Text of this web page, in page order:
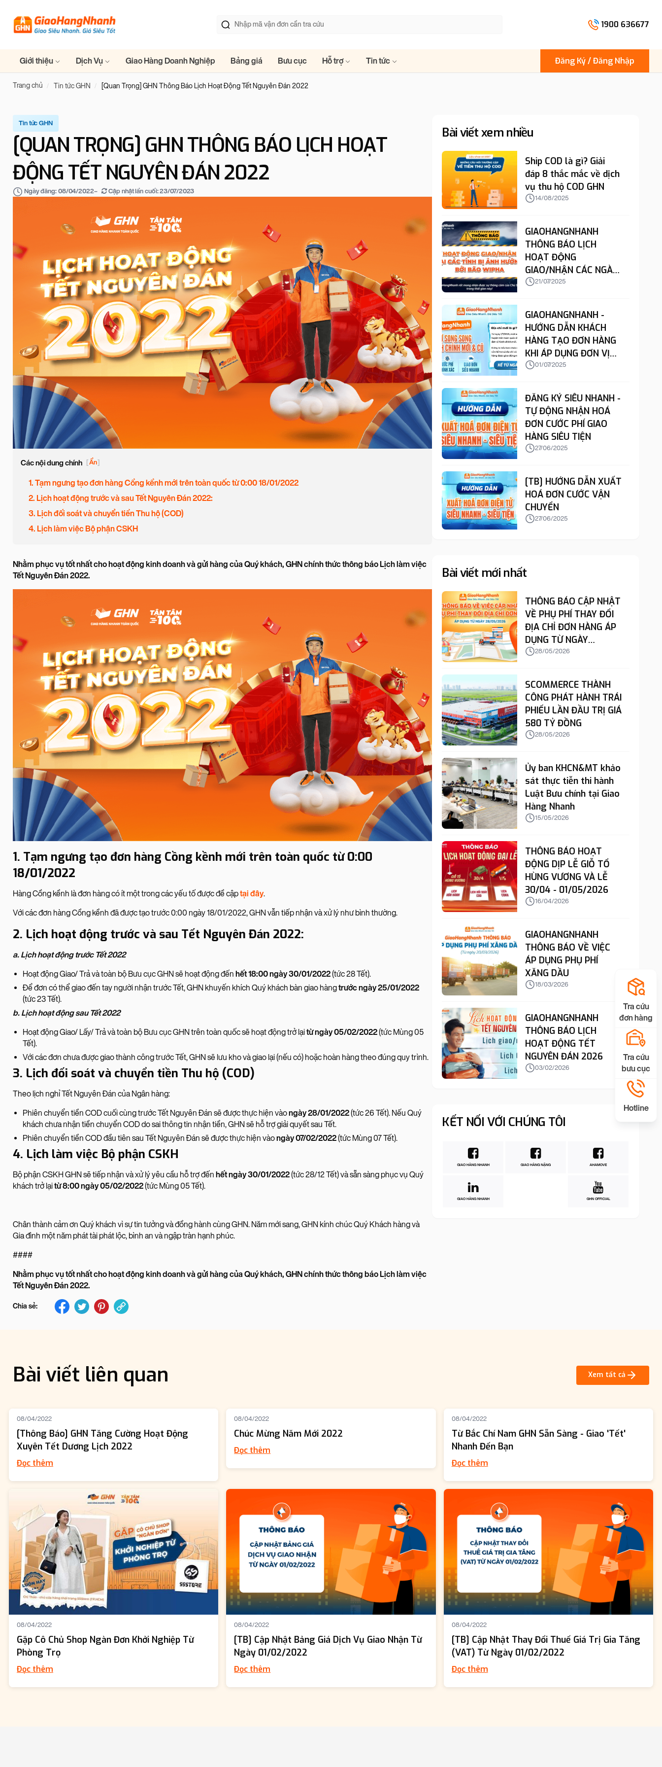
1900 636677
Giới thiệu Dịch Vụ Giao Hàng Doanh Nghiệp Bảng giá Bưu cục Hỗ trợ Tin tức Đăng Ký / Đăng Nhập
Trang chủ Tin tức GHN [Quan Trọng] GHN Thông Báo Lịch Hoạt Động Tết Nguyên Đán 2022
Tin tức GHN
[QUAN TRỌNG] GHN THÔNG BÁO LỊCH HOẠT
ĐỘNG TẾT NGUYÊN ĐÁN 2022
Ngày đăng: 08/04/2022– Cập nhật lần cuối:23/07/2023
Các nội dung chính [Ẩn]
1. Tạm ngưng tạo đơn hàng Cồng kềnh mới trên toàn quốc từ 0:00 18/01/2022
2. Lịch hoạt động trước và sau Tết Nguyên Đán 2022:
3. Lịch đối soát và chuyển tiền Thu hộ (COD)
4. Lịch làm việc Bộ phận CSKH
Nhằm phục vụ tốt nhất cho hoạt động kinh doanh và gửi hàng của Quý khách, GHN chính thức thông báo Lịch làm việc
Tết Nguyên Đán 2022.
1. Tạm ngưng tạo đơn hàng Cồng kềnh mới trên toàn quốc từ 0:00
18/01/2022
Hàng Cồng kềnh là đơn hàng có ít một trong các yếu tố được đề cậptại đây.
Với các đơn hàng Cồng kềnh đã được tạo trước 0:00 ngày 18/01/2022, GHN vẫn tiếp nhận và xử lý như bình thường.
2. Lịch hoạt động trước và sau Tết Nguyên Đán 2022:
a. Lịch hoạt động trước Tết 2022
Hoạt động Giao/ Trả và toàn bộ Bưu cục GHN sẽ hoạt động đến hết 18:00 ngày 30/01/2022(tức 28 Tết).
Để đơn có thể giao đến tay người nhận trước Tết, GHN khuyến khích Quý khách bàn giao hàngtrước ngày 25/01/2022
(tức 23 Tết).
b. Lịch hoạt động sau Tết 2022
Hoạt động Giao/ Lấy/ Trả và toàn bộ Bưu cục GHN trên toàn quốc sẽ hoạt động trở lạitừ ngày 05/02/2022(tức Mùng 05
Tết).
Với các đơn chưa được giao thành công trước Tết, GHN sẽ lưu kho và giao lại (nếu có) hoặc hoàn hàng theo đúng quy trình.
3. Lịch đối soát và chuyển tiền Thu hộ (COD)
Theo lịch nghỉ Tết Nguyên Đán của Ngân hàng:
Phiên chuyển tiền COD cuối cùng trước Tết Nguyên Đán sẽ được thực hiện vàongày 28/01/2022(tức 26 Tết). Nếu Quý
khách chưa nhận tiền chuyển COD do sai thông tin nhận tiền, GHN sẽ hỗ trợ giải quyết sau Tết.
Phiên chuyển tiền COD đầu tiên sau Tết Nguyên Đán sẽ được thực hiện vàongày 07/02/2022(tức Mùng 07 Tết).
4. Lịch làm việc Bộ phận CSKH
Bộ phận CSKH GHN sẽ tiếp nhận và xử lý yêu cầu hỗ trợ đến hết ngày 30/01/2022(tức 28/12 Tết) và sẵn sàng phục vụ Quý
khách trở lạitừ 8:00 ngày 05/02/2022(tức Mùng 05 Tết).
Chân thành cảm ơn Quý khách vì sự tin tưởng và đồng hành cùng GHN. Năm mới sang, GHN kính chúc Quý Khách hàng và
Gia đình một năm phát tài phát lộc, bình an và ngập tràn hạnh phúc.
####
Nhằm phục vụ tốt nhất cho hoạt động kinh doanh và gửi hàng của Quý khách, GHN chính thức thông báo Lịch làm việc
Tết Nguyên Đán 2022.
Chia sẻ:
Bài viết xem nhiều
Ship COD là gì? Giải
đáp 8 thắc mắc về dịch
vụ thu hộ COD GHN
14/08/2025
GIAOHANGNHANH
THÔNG BÁO LỊCH
HOẠT ĐỘNG
GIAO/NHẬN CÁC NGÀY
22 & 23/7
21/07/2025
GIAOHANGNHANH -
HƯỚNG DẪN KHÁCH
HÀNG TẠO ĐƠN HÀNG
KHI ÁP DỤNG ĐƠN VỊ
HÀNH CHÍNH MỚI VÀO
01/07/2025
ĐĂNG KÝ SIÊU NHANH -
TỰ ĐỘNG NHẬN HOÁ
ĐƠN CƯỚC PHÍ GIAO
HÀNG SIÊU TIỆN
27/06/2025
[TB] HƯỚNG DẪN XUẤT
HOÁ ĐƠN CƯỚC VẬN
CHUYỂN
27/06/2025
Bài viết mới nhất
THÔNG BÁO CẬP NHẬT
VỀ PHỤ PHÍ THAY ĐỔI
ĐỊA CHỈ ĐƠN HÀNG ÁP
DỤNG TỪ NGÀY
28/05/2026
28/05/2026
SCOMMERCE THÀNH
CÔNG PHÁT HÀNH TRÁI
PHIẾU LẦN ĐẦU TRỊ GIÁ
580 TỶ ĐỒNG
28/05/2026
Ủy ban KHCN&MT khảo
sát thực tiễn thi hành
Luật Bưu chính tại Giao
Hàng Nhanh
15/05/2026
THÔNG BÁO HOẠT
ĐỘNG DỊP LỄ GIỖ TỔ
HÙNG VƯƠNG VÀ LỄ
30/04 - 01/05/2026
16/04/2026
GIAOHANGNHANH
THÔNG BÁO VỀ VIỆC
ÁP DỤNG PHỤ PHÍ
XĂNG DẦU
18/03/2026
GIAOHANGNHANH
THÔNG BÁO LỊCH
HOẠT ĐỘNG TẾT
NGUYÊN ĐÁN 2026
03/02/2026
KẾT NỐI VỚI CHÚNG TÔI
GIAO HÀNG NHANH GIAO HÀNG NẶNG AHAMOVE
GIAO HÀNG NHANH GHN OFFICIAL
Bài viết liên quan Xem tất cả
08/04/2022
[Thông Báo] GHN Tăng Cường Hoạt Động
Xuyên Tết Dương Lịch 2022
Đọc thêm
08/04/2022
Chúc Mừng Năm Mới 2022
Đọc thêm
08/04/2022
Từ Bắc Chí Nam GHN Sẵn Sàng - Giao 'Tết'
Nhanh Đến Bạn
Đọc thêm
08/04/2022
Gặp Cô Chủ Shop Ngàn Đơn Khởi Nghiệp Từ
Phòng Trọ
Đọc thêm
08/04/2022
[TB] Cập Nhật Bảng Giá Dịch Vụ Giao Nhận Từ
Ngày 01/02/2022
Đọc thêm
08/04/2022
[TB] Cập Nhật Thay Đổi Thuế Giá Trị Gia Tăng
(VAT) Từ Ngày 01/02/2022
Đọc thêm
Tra cứu
đơn hàng
Tra cứu
bưu cục
Hotline